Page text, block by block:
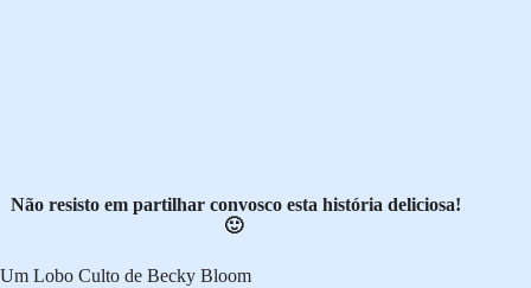
Não resisto em partilhar convosco esta história deliciosa!
🙂
Um Lobo Culto de Becky Bloom